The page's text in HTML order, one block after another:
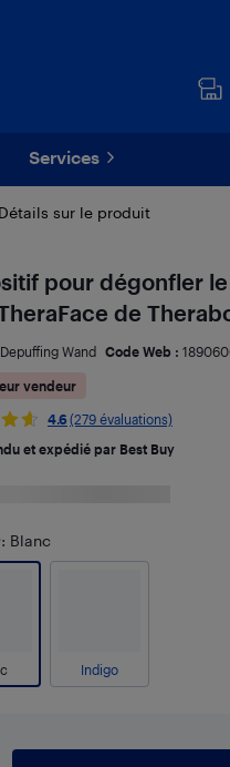
Services
Détails sur le produit
pour dégonfler
de
Depuffing Wand Code Web :
vendeur
4.6 (279 évaluations)
et expédié par Best Buy
: Blanc
Indigo